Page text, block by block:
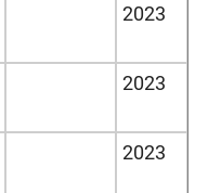
2023
2023
2023